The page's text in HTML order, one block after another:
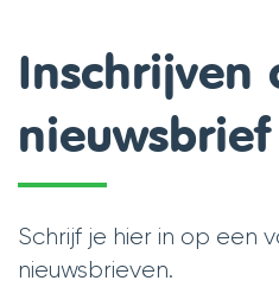
Inschrijven
nieuwsbrief
Schrijf je hier in op een
nieuwsbrieven.